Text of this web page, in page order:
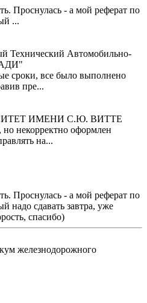
Проснулась - а мой реферат по
...
Технический Автомобильно-
сроки, все было выполнено
пре...
ИМЕНИ С.Ю. ВИТТЕ
некорректно оформлен
на...
Проснулась - а мой реферат по
надо сдавать завтра, уже
спасибо)
железнодорожного